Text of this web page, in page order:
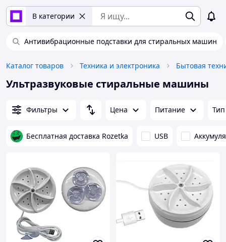
В категории
Антивибрационные подставки для стиральных машин
Каталог товаров Техника и электроника Бытовая
Ультразвуковые стиральные машины
Фильтры Цена Питание
Бесплатная доставка Rozetka USB